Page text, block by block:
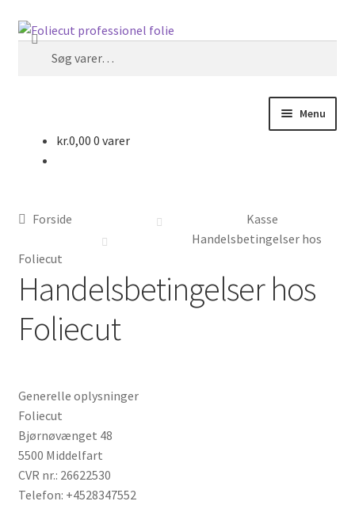
Spring
navigation
Spring
Søg
Søg
Menu
Kasse
Handelsbetingelser hos Foliecut
Inspiration
FAQ
kr.0,00 0 varer
Forside
Kasse
Handelsbetingelser hos
Foliecut
Handelsbetingelser hos
Foliecut
Generelle oplysninger
Foliecut
Bjørnøvænget 48
5500 Middelfart
CVR nr.: 26622530
Telefon: +4528347552